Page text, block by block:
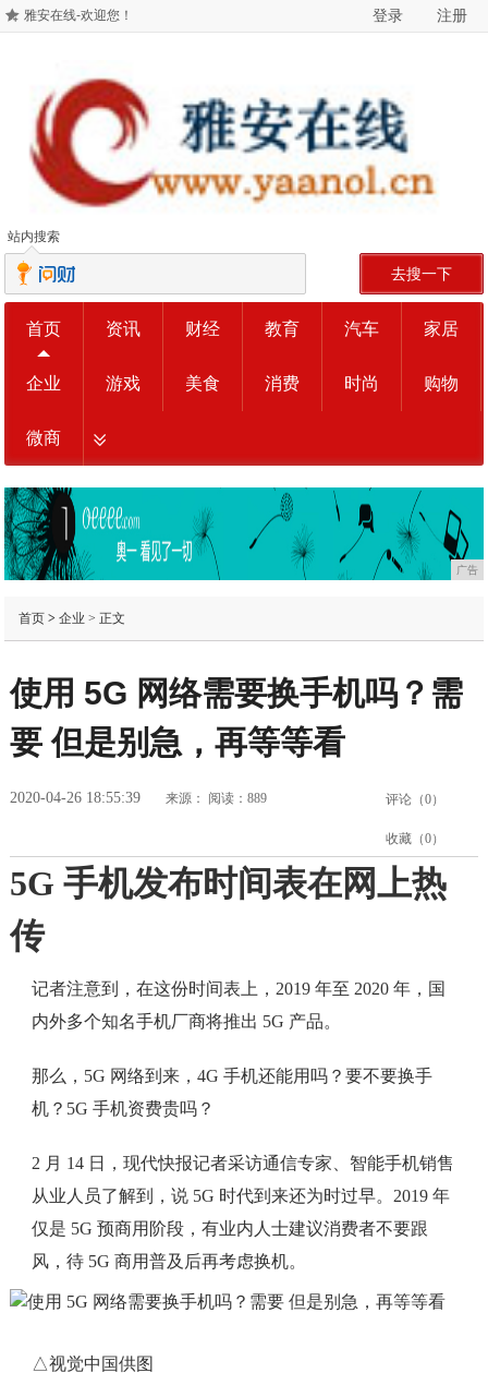
雅安在线-欢迎您！ 登录 注册
站内搜索
去搜一下
首页 资讯 财经 教育 汽车 家居
企业 游戏 美食 消费 时尚 购物
微商
广告
首页> 企业 > 正文
使用 5G 网络需要换手机吗？需
要 但是别急，再等等看
2020-04-26 18:55:39 来源： 阅读：889 评论（0）
收藏（0）
5G 手机发布时间表在网上热
传
记者注意到，在这份时间表上，2019 年至 2020 年，国
内外多个知名手机厂商将推出 5G 产品。
那么，5G 网络到来，4G 手机还能用吗？要不要换手
机？5G 手机资费贵吗？
2 月 14 日，现代快报记者采访通信专家、智能手机销售
从业人员了解到，说 5G 时代到来还为时过早。2019 年
仅是 5G 预商用阶段，有业内人士建议消费者不要跟
风，待 5G 商用普及后再考虑换机。
△视觉中国供图